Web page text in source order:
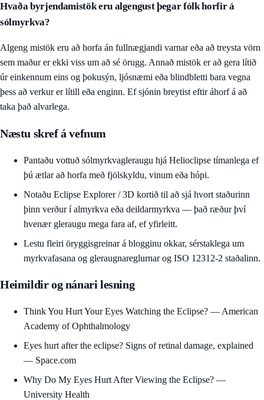
Hvaða byrjendamistök eru algengust þegar fólk horfir á
sólmyrkva?
Algeng mistök eru að horfa án fullnægjandi varnar eða að treysta vörn
sem maður er ekki viss um að sé örugg. Annað mistök er að gera lítið
úr einkennum eins og þokusýn, ljósnæmi eða blindbletti bara vegna
þess að verkur er lítill eða enginn. Ef sjónin breytist eftir áhorf á að
taka það alvarlega.
Næstu skref á vefnum
Pantaðu vottuð sólmyrkvagleraugu hjá Helioclipse tímanlega ef
þú ætlar að horfa með fjölskyldu, vinum eða hópi.
Notaðu Eclipse Explorer / 3D kortið til að sjá hvort staðurinn
þinn verður í almyrkva eða deildarmyrkva — það ræður því
hvenær gleraugu mega fara af, ef yfirleitt.
Lestu fleiri öryggisgreinar á blogginu okkar, sérstaklega um
myrkvafasana og gleraugnareglurnarog ISO 12312-2 staðalinn.
Heimildir og nánari lesning
Think You Hurt Your Eyes Watching the Eclipse? — American
Academy of Ophthalmology
Eyes hurt after the eclipse? Signs of retinal damage, explained
— Space.com
Why Do My Eyes Hurt After Viewing the Eclipse? —
University Health